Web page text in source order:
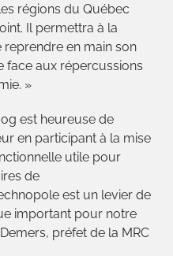
régions du Québec
Il permettra à la
en main son
face aux répercussions
»
est heureuse de
en participant à la mise
utile pour
de
est un levier de
important pour notre
préfet de la MRC